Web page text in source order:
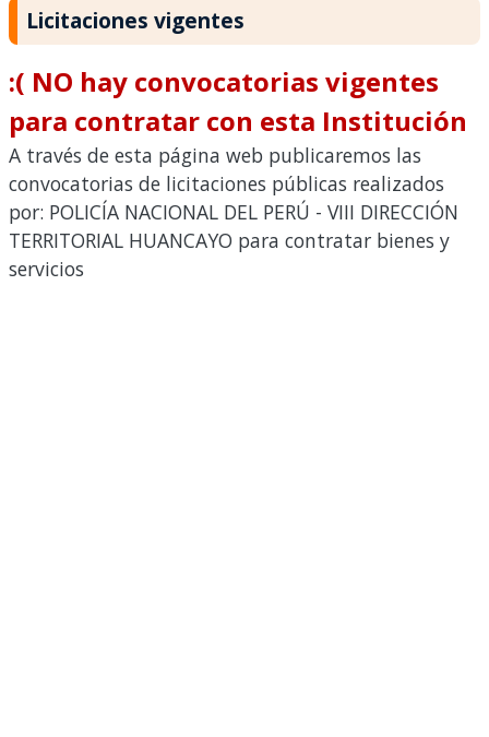
Licitaciones vigentes
:( NO hay convocatorias vigentes
para contratar con esta Institución
A través de esta página web publicaremos las
convocatorias de licitaciones públicas realizados
por: POLICÍA NACIONAL DEL PERÚ - VIII DIRECCIÓN
TERRITORIAL HUANCAYO para contratar bienes y
servicios